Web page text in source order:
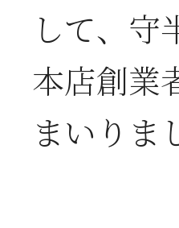
して、守
本店創業
まいりま